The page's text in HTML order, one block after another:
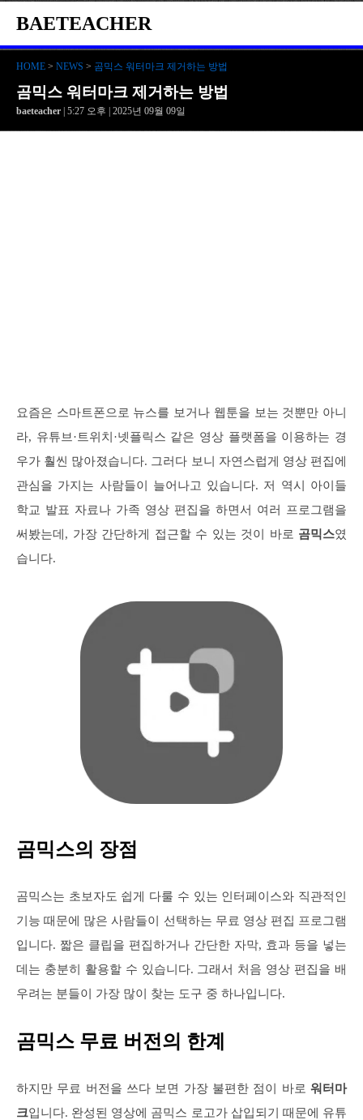
BAETEACHER
HOME > NEWS > 곰믹스 워터마크 제거하는 방법
곰믹스 워터마크 제거하는 방법
baeteacher | 5:27 오후 | 2025년 09월 09일
요즘은 스마트폰으로 뉴스를 보거나 웹툰을 보는 것뿐만 아니
라, 유튜브·트위치·넷플릭스 같은 영상 플랫폼을 이용하는 경
우가 훨씬 많아졌습니다. 그러다 보니 자연스럽게 영상 편집에
관심을 가지는 사람들이 늘어나고 있습니다. 저 역시 아이들
학교 발표 자료나 가족 영상 편집을 하면서 여러 프로그램을
써봤는데, 가장 간단하게 접근할 수 있는 것이 바로 곰믹스였
습니다.
곰믹스의 장점
곰믹스는 초보자도 쉽게 다룰 수 있는 인터페이스와 직관적인
기능 때문에 많은 사람들이 선택하는 무료 영상 편집 프로그램
입니다. 짧은 클립을 편집하거나 간단한 자막, 효과 등을 넣는
데는 충분히 활용할 수 있습니다. 그래서 처음 영상 편집을 배
우려는 분들이 가장 많이 찾는 도구 중 하나입니다.
곰믹스 무료 버전의 한계
하지만 무료 버전을 쓰다 보면 가장 불편한 점이 바로 워터마
크입니다. 완성된 영상에 곰믹스 로고가 삽입되기 때문에 유튜